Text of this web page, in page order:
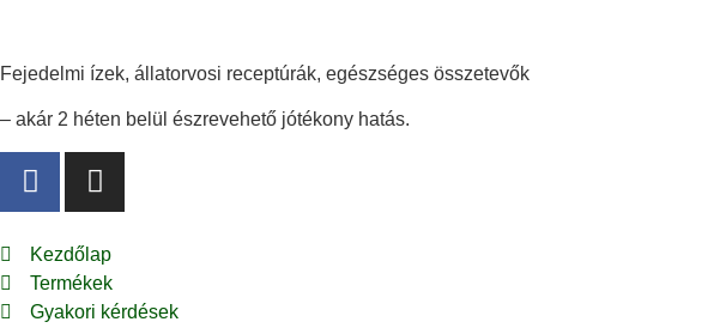
Fejedelmi ízek, állatorvosi receptúrák, egészséges összetevők
– akár 2 héten belül észrevehető jótékony hatás.
Kezdőlap
Termékek
Gyakori kérdések